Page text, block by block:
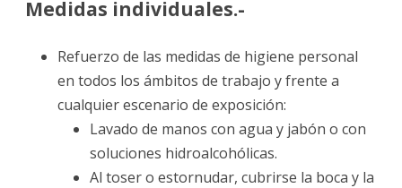
Medidas individuales.-
Refuerzo de las medidas de higiene personal
en todos los ámbitos de trabajo y frente a
cualquier escenario de exposición:
Lavado de manos con agua y jabón o con
soluciones hidroalcohólicas.
Al toser o estornudar, cubrirse la boca y la